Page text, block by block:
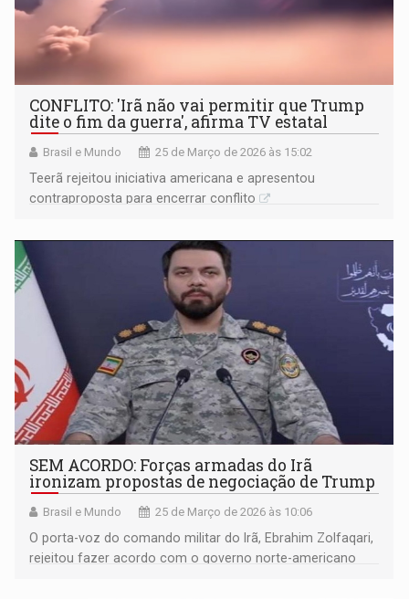
CONFLITO: 'Irã não vai permitir que Trump
dite o fim da guerra', afirma TV estatal
Brasil e Mundo 25 de Março de 2026 às 15:02
Teerã rejeitou iniciativa americana e apresentou
contraproposta para encerrar conflito
SEM ACORDO: Forças armadas do Irã
ironizam propostas de negociação de Trump
Brasil e Mundo 25 de Março de 2026 às 10:06
O porta-voz do comando militar do Irã, Ebrahim Zolfaqari,
rejeitou fazer acordo com o governo norte-americano